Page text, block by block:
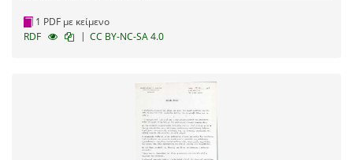
1 PDF με κείμενο
RDF
| CC BY-NC-SA 4.0